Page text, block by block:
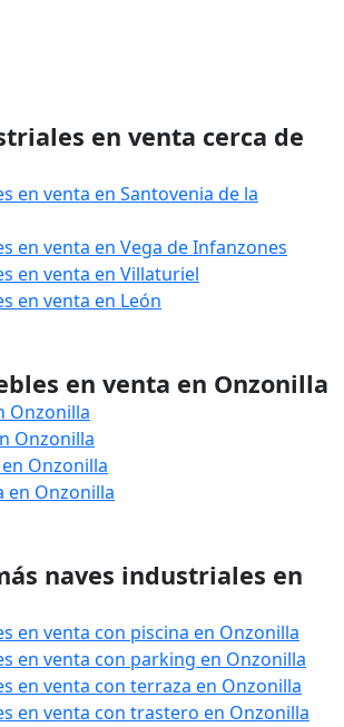
en venta cerca de
en venta en Santovenia de la
en venta en Vega de Infanzones
en venta en Villaturiel
en venta en León
en venta en Onzonilla
Onzonilla
Onzonilla
Onzonilla
en Onzonilla
naves industriales en
en venta con piscina en Onzonilla
en venta con parking en Onzonilla
en venta con terraza en Onzonilla
en venta con trastero en Onzonilla